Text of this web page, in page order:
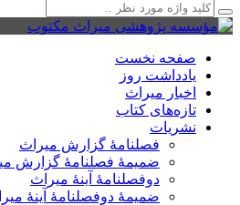
صفحه نخست
یادداشت روز
اخبار میراث
تازه‌های کتاب
نشریات
فصلنامۀ گزارش میراث
ضمیمۀ فصلنامۀ گزارش
دوفصلنامۀ آینۀ میراث
ضمیمۀ دوفصلنامۀ آینۀ